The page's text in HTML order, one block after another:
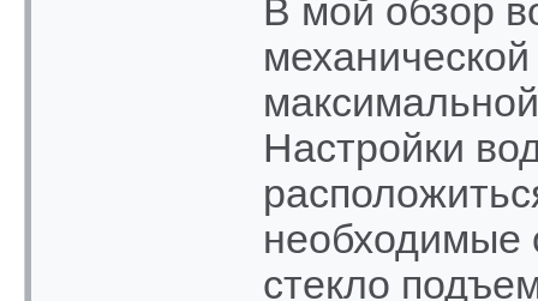
В мой обзор
Настройки
необходимые
стекло